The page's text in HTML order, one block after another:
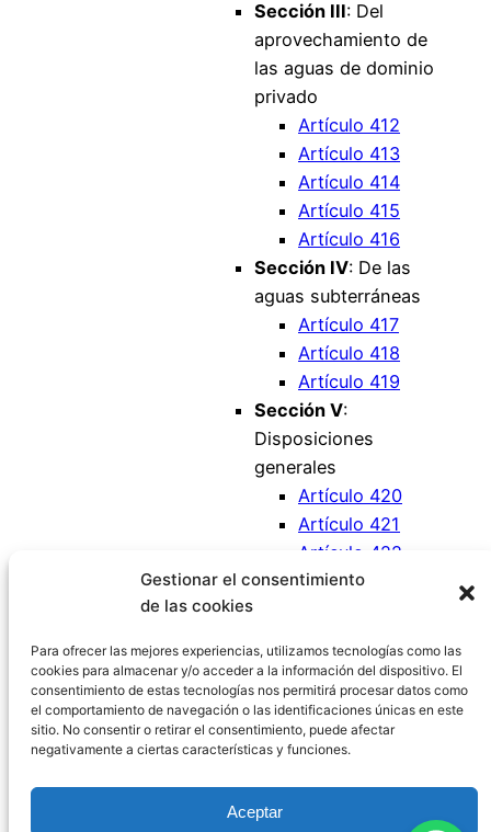
Gestionar el consentimiento
de las cookies
Para ofrecer las mejores experiencias, utilizamos tecnologías como las
cookies para almacenar y/o acceder a la información del dispositivo. El
consentimiento de estas tecnologías nos permitirá procesar datos como
el comportamiento de navegación o las identificaciones únicas en este
sitio. No consentir o retirar el consentimiento, puede afectar
negativamente a ciertas características y funciones.
Aceptar
Sección III: Del
aprovechamiento de
las aguas de dominio
privado
Artículo 412
Artículo 413
Artículo 414
Artículo 415
Artículo 416
Sección IV: De las
aguas subterráneas
Artículo 417
Artículo 418
Artículo 419
Sección V:
Disposiciones
generales
Artículo 420
Artículo 421
Artículo 422
Artículo 423